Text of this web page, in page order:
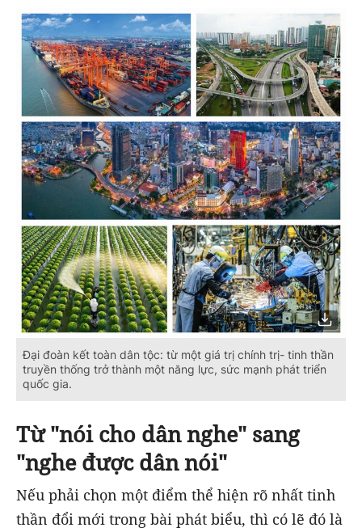
Đại đoàn kết toàn dân tộc: từ một giá trị chính trị- tinh thần
truyền thống trở thành một năng lực, sức mạnh phát triển
quốc gia.
Từ "nói cho dân nghe" sang
"nghe được dân nói"
Nếu phải chọn một điểm thể hiện rõ nhất tinh
thần đổi mới trong bài phát biểu, thì có lẽ đó là